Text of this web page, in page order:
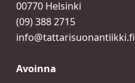
00770 Helsinki
(09) 388 2715
info@tattarisuonantiikki.fi
Avoinna